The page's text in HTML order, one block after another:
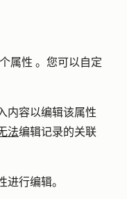
属性 。您可以自定
内容以编辑该属性
法编辑记录的关联
进行编辑。